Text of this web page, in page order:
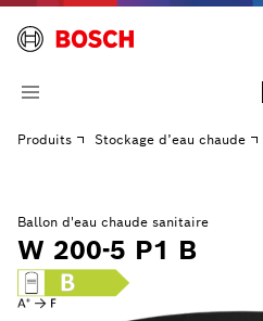
Produits Stockage d’eau chaude
Ballon d'eau chaude sanitaire
W 200-5 P1 B